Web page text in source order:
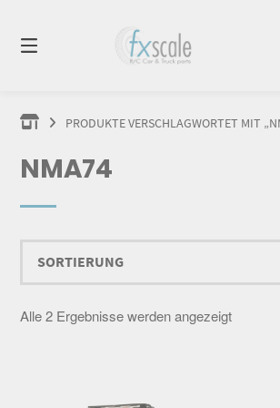
zum
PRODUKTE VERSCHLAGWORTET MIT
NMA74
Alle 2 Ergebnisse werden angezeigt